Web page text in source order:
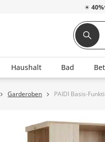
☀
Haushalt Bad
Garderoben PAIDI Basis-